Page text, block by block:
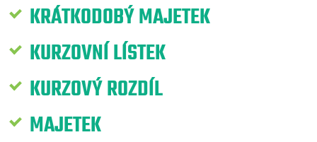
KRÁTKODOBÝ MAJETEK
KURZOVNÍ LÍSTEK
KURZOVÝ ROZDÍL
MAJETEK